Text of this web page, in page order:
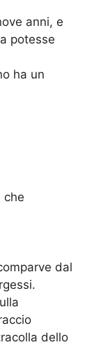
anni, e
potesse
ha un
che
dal
dello